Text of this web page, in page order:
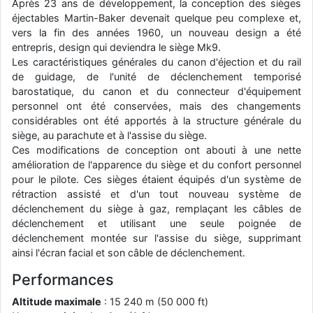
d9pouces: cette fois, c'est le Brésil et Singapour qui mettent le site
par terre
jericho: Ah ben je peux te confirmer que j'étais resté dans le filtre…
d9pouces: Désolé ! Mon filtrage a été un peu trop violent
manifestement
tout voir
Après 23 ans de développement, la conception des sièges
éjectables Martin-Baker devenait quelque peu complexe et,
vers la fin des années 1960, un nouveau design a été
entrepris, design qui deviendra le siège Mk9.
Les caractéristiques générales du canon d'éjection et du rail
de guidage, de l'unité de déclenchement temporisé
barostatique, du canon et du connecteur d'équipement
personnel ont été conservées, mais des changements
considérables ont été apportés à la structure générale du
siège, au parachute et à l'assise du siège.
Ces modifications de conception ont abouti à une nette
amélioration de l'apparence du siège et du confort personnel
pour le pilote. Ces sièges étaient équipés d'un système de
rétraction assisté et d'un tout nouveau système de
déclenchement du siège à gaz, remplaçant les câbles de
déclenchement et utilisant une seule poignée de
déclenchement montée sur l'assise du siège, supprimant
ainsi l'écran facial et son câble de déclenchement.
Performances
Altitude maximale : 15 240 m (50 000 ft)